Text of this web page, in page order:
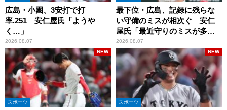
広島・小園、3安打で打
率.251 安仁屋氏「ようや
く…」
2026.08.07
最下位・広島、記録に残らな
い守備のミスが相次ぐ 安仁
屋氏「最近守りのミスが多
い」
2026.08.07
スポーツ
NEW
スポーツ
NEW